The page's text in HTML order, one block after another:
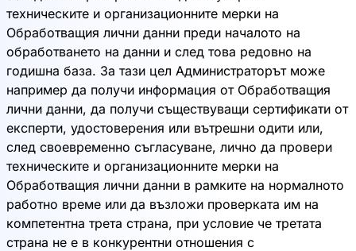
техническите и организационните мерки на
Обработващия лични данни преди началото на
обработването на данни и след това редовно на
годишна база. За тази цел Администраторът може
например да получи информация от Обработващия
лични данни, да получи съществуващи сертификати от
експерти, удостоверения или вътрешни одити или,
след своевременно съгласуване, лично да провери
техническите и организационните мерки на
Обработващия лични данни в рамките на нормалното
работно време или да възложи проверката им на
компетентна трета страна, при условие че третата
страна не е в конкурентни отношения с